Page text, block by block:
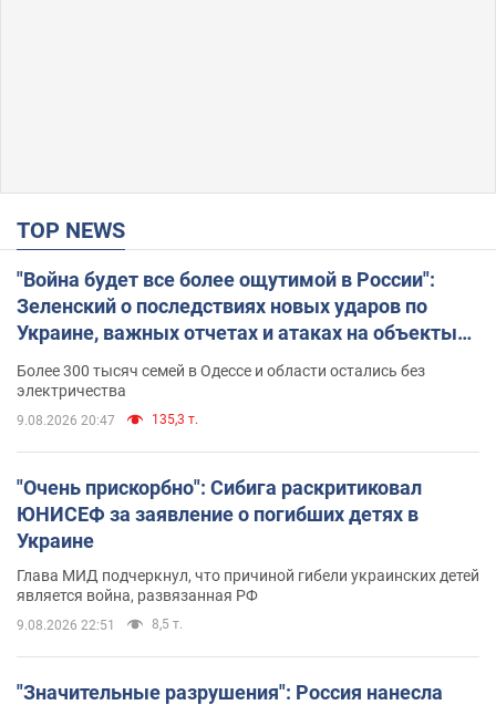
TOP NEWS
"Война будет все более ощутимой в России":
Зеленский о последствиях новых ударов по
Украине, важных отчетах и атаках на объекты
противника. Видео
Более 300 тысяч семей в Одессе и области остались без
электричества
9.08.2026 20:47 135,3 т.
"Очень прискорбно": Сибига раскритиковал
ЮНИСЕФ за заявление о погибших детях в
Украине
Глава МИД подчеркнул, что причиной гибели украинских детей
является война, развязанная РФ
9.08.2026 22:51 8,5 т.
"Значительные разрушения": Россия нанесла